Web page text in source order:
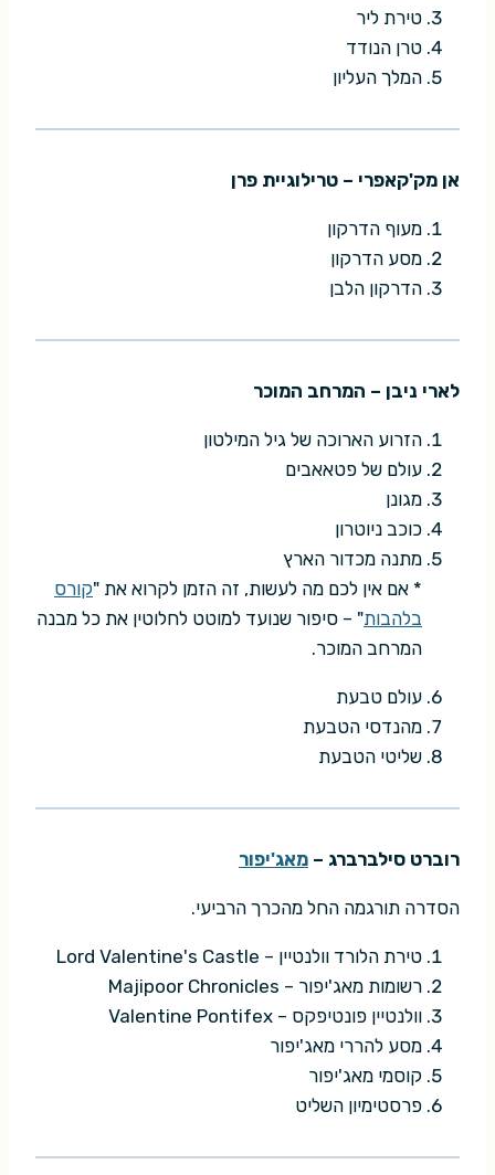
טירת ליר
טרן הנודד
המלך העליון
אן מק'קאפרי – טרילוגיית פרן
מעוף הדרקון
מסע הדרקון
הדרקון הלבן
לארי ניבן – המרחב המוכר
הזרוע הארוכה של גיל המילטון
עולם של פטאאבים
מגונן
כוכב ניוטרון
מתנה מכדור הארץ
* אם אין לכם מה לעשות, זה הזמן לקרוא את "קורס
בלהבות" – סיפור שנועד למוטט לחלוטין את כל מבנה
המרחב המוכר.
עולם טבעת
מהנדסי הטבעת
שליטי הטבעת
רוברט סילברברג – מאג'יפור
הסדרה תורגמה החל מהכרך הרביעי.
טירת הלורד וולנטיין – Lord Valentine's Castle
רשומות מאג'יפור – Majipoor Chronicles
וולנטיין פונטיפקס – Valentine Pontifex
מסע להררי מאג'יפור
קוסמי מאג'יפור
פרסטימיון השליט